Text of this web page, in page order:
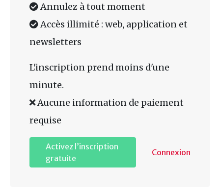
Annulez à tout moment
Accès illimité : web, application et
newsletters
L'inscription prend moins d'une
minute.
Aucune information de paiement
requise
Activez l’inscription
gratuite
Connexion